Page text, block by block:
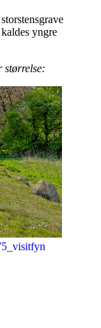
yngre
størrelse: